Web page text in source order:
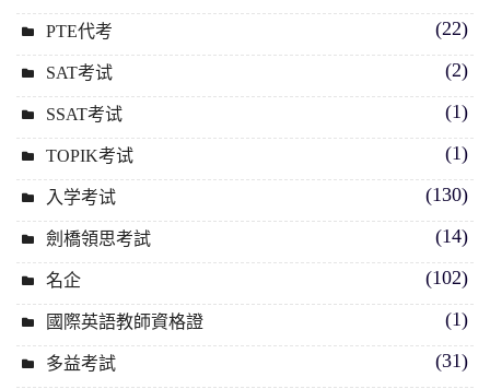
PTE代考 (22)
SAT考试 (2)
SSAT考试 (1)
TOPIK考试 (1)
入学考试 (130)
劍橋領思考試 (14)
名企 (102)
國際英語教師資格證 (1)
多益考試 (31)